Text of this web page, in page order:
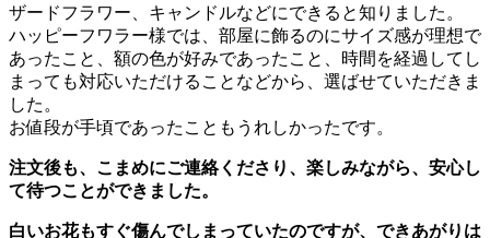
ザードフラワー、キャンドルなどにできると知りました。
ハッピーフワラー様では、部屋に飾るのにサイズ感が理想で
あったこと、額の色が好みであったこと、時間を経過してし
まっても対応いただけることなどから、選ばせていただきま
した。
お値段が手頃であったこともうれしかったです。
注文後も、こまめにご連絡くださり、楽しみながら、安心し
て待つことができました。
白いお花もすぐ傷んでしまっていたのですが、できあがりは